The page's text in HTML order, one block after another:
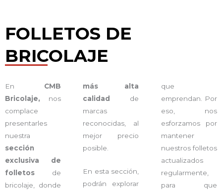
FOLLETOS DE
BRICOLAJE
En CMB
Bricolaje, nos
complace
presentarles
nuestra
sección
exclusiva de
folletos de
bricolaje, donde
más alta
calidad
de
marcas
reconocidas, al
mejor precio
posible.
En esta sección,
podrán explorar
que
emprendan. Por
eso, nos
esforzamos por
mantener
nuestros folletos
actualizados
regularmente,
para que